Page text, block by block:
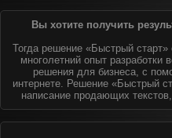
Вы хотите получить
Тогда решение «Быстрый
многолетний опыт разработки
решения для бизнеса, с
интернете. Решение «Быстрый
написание продающих